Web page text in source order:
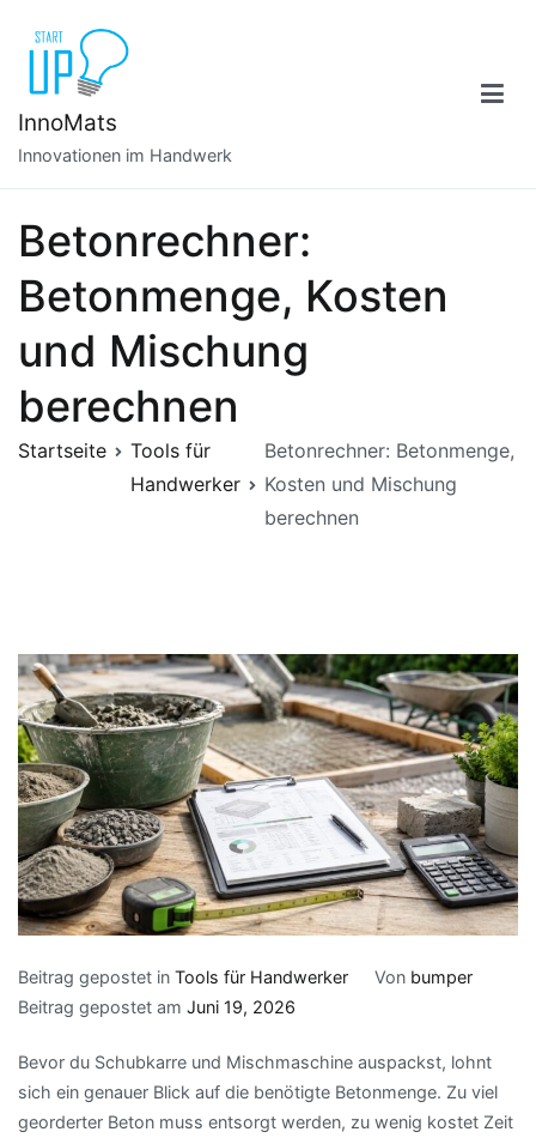
Inhalt
springen
InnoMats
Innovationen im Handwerk
Betonrechner:
Betonmenge, Kosten
und Mischung
berechnen
Startseite
Tools für
Handwerker
Betonrechner: Betonmenge,
Kosten und Mischung
berechnen
Beitrag gepostet in Tools für Handwerker Von bumper
Beitrag gepostet am Juni 19, 2026
Bevor du Schubkarre und Mischmaschine auspackst, lohnt
sich ein genauer Blick auf die benötigte Betonmenge. Zu viel
georderter Beton muss entsorgt werden, zu wenig kostet Zeit